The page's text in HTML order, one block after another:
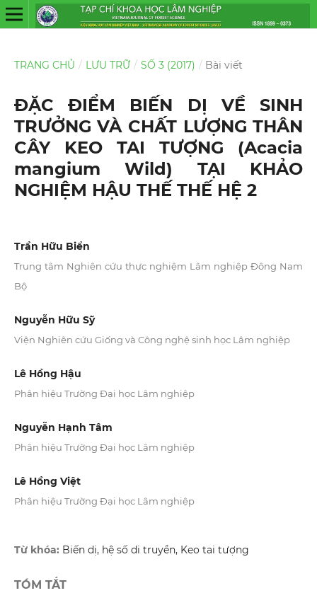
TRANG CHỦ / LƯU TRỮ / SỐ 3 (2017) / Bài viết
ĐẶC ĐIỂM BIẾN DỊ VỀ SINH
TRƯỞNG VÀ CHẤT LƯỢNG THÂN
CÂY KEO TAI TƯỢNG (Acacia
mangium Wild) TẠI KHẢO
NGHIỆM HẬU THẾ THẾ HỆ 2
Trần Hữu Biển
Trung tâm Nghiên cứu thực nghiệm Lâm nghiệp Đông Nam
Bộ
Nguyễn Hữu Sỹ
Viện Nghiên cứu Giống và Công nghệ sinh học Lâm nghiệp
Lê Hồng Hậu
Phân hiệu Trường Đại học Lâm nghiệp
Nguyễn Hạnh Tâm
Phân hiệu Trường Đại học Lâm nghiệp
Lê Hồng Việt
Phân hiệu Trường Đại học Lâm nghiệp
Từ khóa: Biến dị, hệ số di truyền, Keo tai tượng
TÓM TẮT